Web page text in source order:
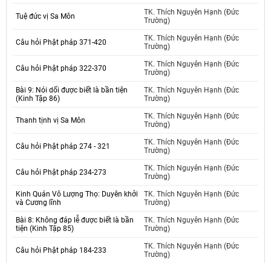
Tuệ đức vị Sa Môn
TK. Thích Nguyên Hạnh (Đức
Trường)
Câu hỏi Phật pháp 371-420
TK. Thích Nguyên Hạnh (Đức
Trường)
Câu hỏi Phật pháp 322-370
TK. Thích Nguyên Hạnh (Đức
Trường)
Bài 9: Nói dối được biết là bần tiện
(Kinh Tập 86)
TK. Thích Nguyên Hạnh (Đức
Trường)
Thanh tịnh vị Sa Môn
TK. Thích Nguyên Hạnh (Đức
Trường)
Câu hỏi Phật pháp 274 - 321
TK. Thích Nguyên Hạnh (Đức
Trường)
Câu hỏi Phật pháp 234-273
TK. Thích Nguyên Hạnh (Đức
Trường)
Kinh Quán Vô Lượng Thọ: Duyên khởi
và Cương lĩnh
TK. Thích Nguyên Hạnh (Đức
Trường)
Bài 8: Không đáp lễ được biết là bần
tiện (Kinh Tập 85)
TK. Thích Nguyên Hạnh (Đức
Trường)
Câu hỏi Phật pháp 184-233
TK. Thích Nguyên Hạnh (Đức
Trường)